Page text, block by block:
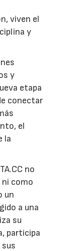
viven el
y
y
etapa
conectar
el
la
no
como
un
a una
su
participa